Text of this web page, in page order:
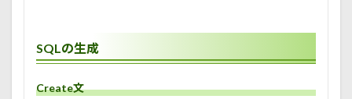
SQLの生成
Create文